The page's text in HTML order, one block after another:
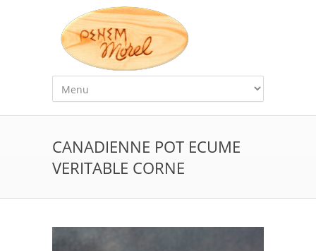
CANADIENNE POT ECUME
VERITABLE CORNE